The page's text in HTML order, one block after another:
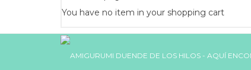
You have no item in your shopping cart